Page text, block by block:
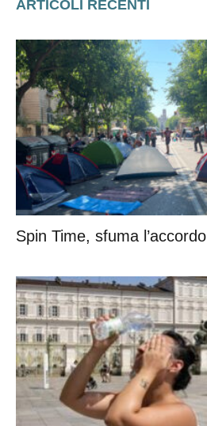
ARTICOLI RECENTI
Spin Time, sfuma l’accordo